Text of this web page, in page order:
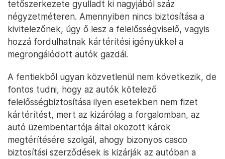
tetőszerkezete gyulladt ki nagyjából száz
négyzetméteren. Amennyiben nincs biztosítása a
kivitelezőnek, úgy ő lesz a felelősségviselő, vagyis
hozzá fordulhatnak kártérítési igényükkel a
megrongálódott autók gazdái.
A fentiekből ugyan közvetlenül nem következik, de
fontos tudni, hogy az autók kötelező
felelősségbiztosítása ilyen esetekben nem fizet
kártérítést, mert az kizárólag a forgalomban, az
autó üzembentartója által okozott károk
megtérítésére szolgál, ahogy bizonyos casco
biztosítási szerződések is kizárják az autóban a